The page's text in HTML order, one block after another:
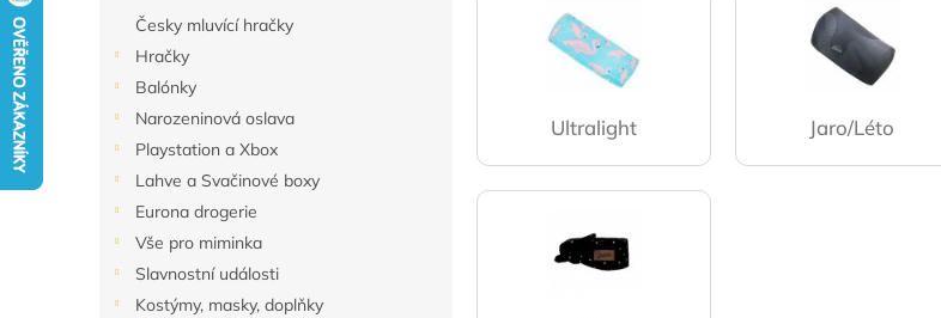
Česky mluvící hračky
Hračky
Balónky
Narozeninová oslava
Playstation a Xbox
Lahve a Svačinové boxy
Eurona drogerie
Vše pro miminka
Slavnostní události
Kostýmy, masky, doplňky
Ultralight Jaro/Léto